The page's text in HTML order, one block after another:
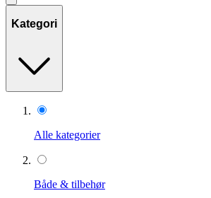
Kategori
Alle kategorier
Både & tilbehør